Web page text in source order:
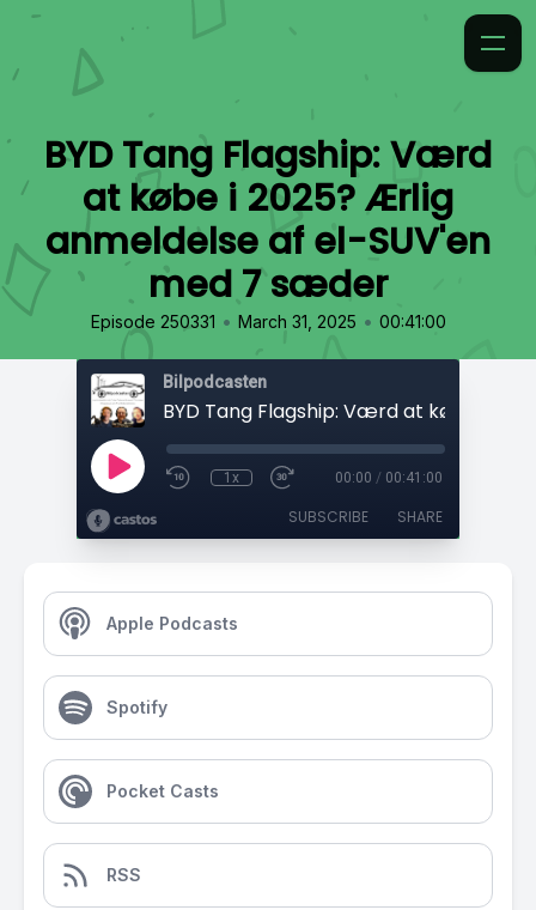
BYD Tang Flagship: Værd
at købe i 2025? Ærlig
anmeldelse af el-SUV'en
med 7 sæder
Episode 250331 • March 31, 2025 • 00:41:00
Bilpodcasten
1x 00:00 / 00:41:00
SUBSCRIBE SHARE
Apple Podcasts
Spotify
Pocket Casts
RSS